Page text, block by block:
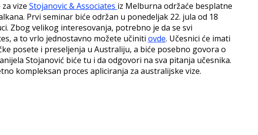
vize Stojanovic & Associates iz Melburna održaće besplatne
Prvi seminar biće održan u ponedeljak 22. jula od 18
Zbog velikog interesovanja, potrebno je da se svi
a to vrlo jednostavno možete učiniti ovde. Učesnici će imati
posete i preseljenja u Australiju, a biće posebno govora o
Stojanović biće tu i da odgovori na sva pitanja učesnika.
kompleksan proces apliciranja za australijske vize.